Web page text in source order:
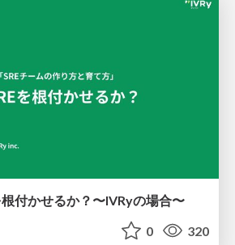
付かせるか？〜IVRyの場合〜
0 320